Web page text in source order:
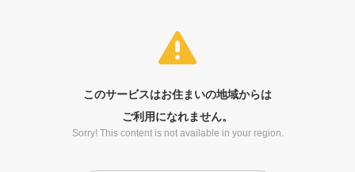
このサービスはお住まいの地域からは
ご利用になれません。
Sorry! This content is not available in your region.